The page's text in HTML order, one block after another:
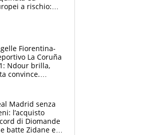
a rischio:
Fiorentina-
La Coruña
Ndour brilla,
convince.
Madrid senza
l’acquisto
di Diomande
batte Zidane e